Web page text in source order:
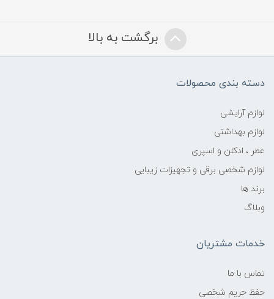
برگشت به بالا
دسته بندی محصولات
لوازم آرایشی
لوازم بهداشتی
عطر ، ادکلن و اسپری
لوازم شخصی برقی و تجهیزات زیبایی
برند ها
وبلاگ
خدمات مشتریان
تماس با ما
حفظ حریم شخصی